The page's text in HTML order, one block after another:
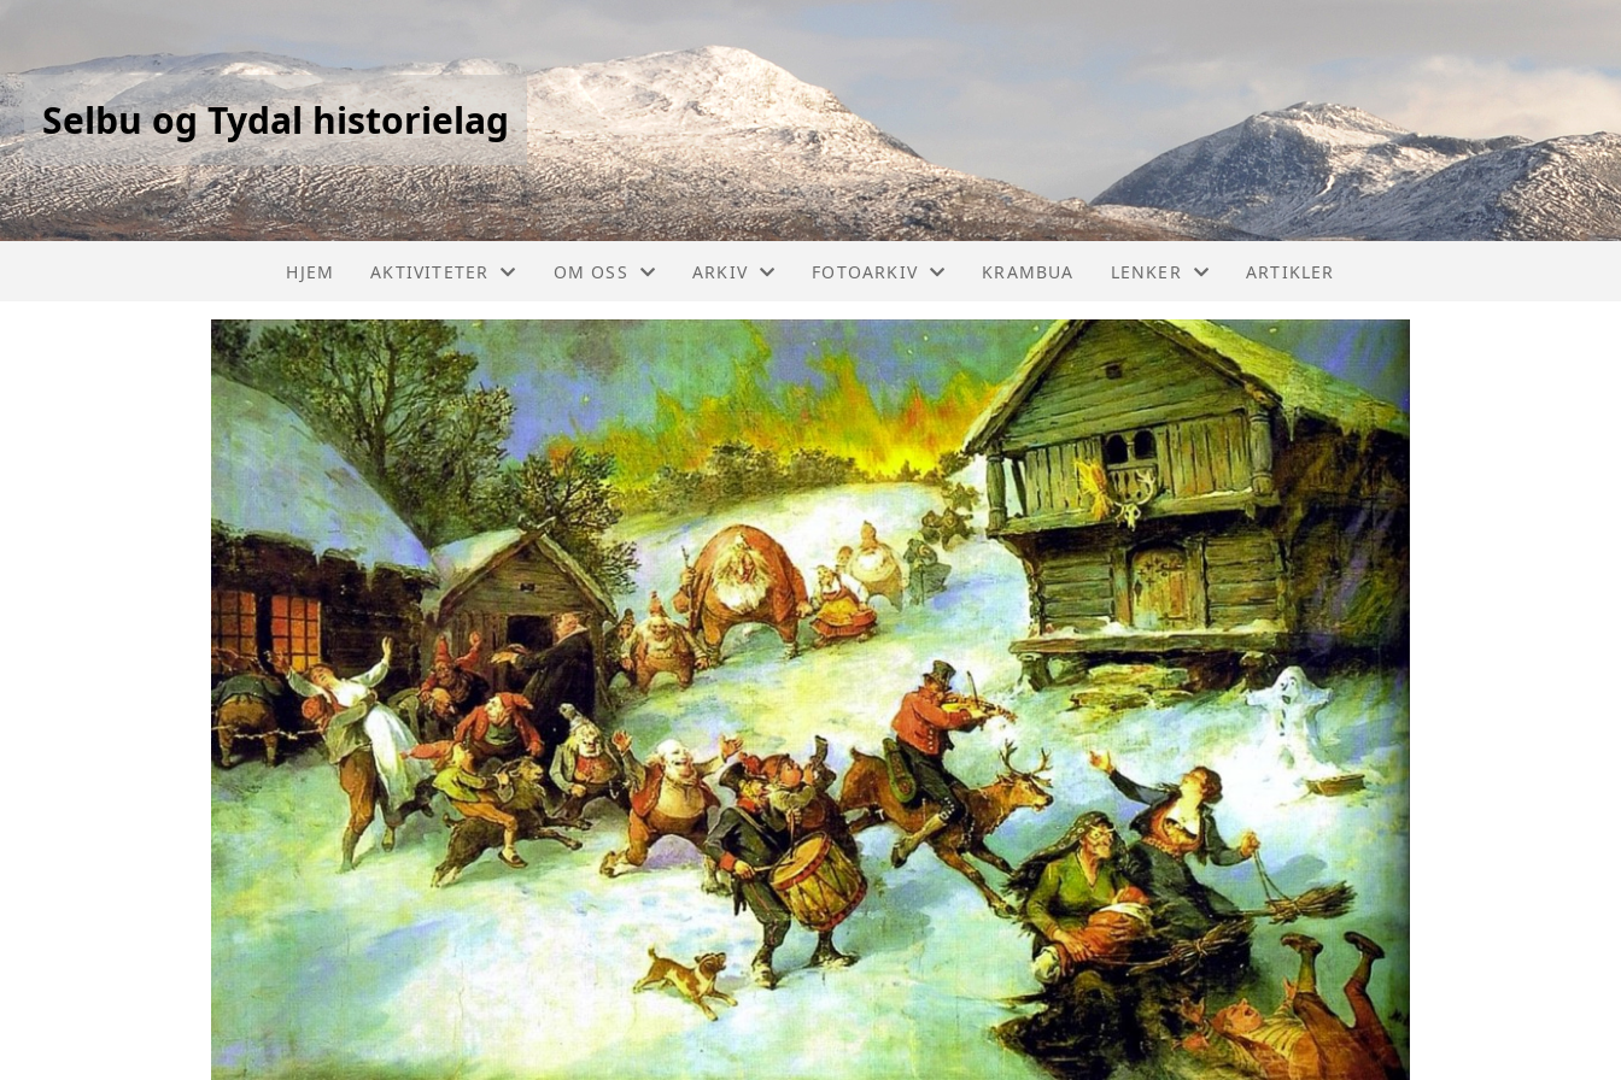
Selbu og Tydal historielag
HJEM AKTIVITETER
KALENDER
LISTE
PROSJEKT
GJENNOMFØRTE ARRANGEMENT
OM OSS
KONTAKT
ORGANISERING
HISTORIKK
STYRET
BLADNEMND
VALGKOMITÉ
ÆRESMEDLEMMER
VEDTEKTER
ARKIV
DOKUMENTER
JUL I NEADALEN
TILBAKEBLIKK
TIDSBILDER
LOKALHISTORISK LITTERATUR
SELBYGGBOGEN
BØKER - RAPPORTER
FOTOARKIV
ALBUMLISTE
VIDEOER
KRAMBUA LENKER
LENKER
ARTIKLER